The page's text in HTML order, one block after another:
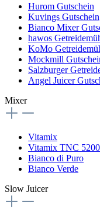
Hurom Gutschein
Kuvings Gutschein
Bianco Mixer
hawos
KoMo
Mockmill
Salzburger
Angel Juicer
Mixer
Vitamix
Vitamix TNC 5200
Bianco di Puro
Bianco Verde
Slow Juicer